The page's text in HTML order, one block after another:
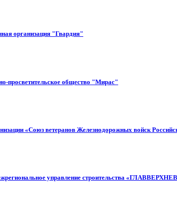
организация "Гвардия"
просветительское общество "Мирас"
«Союз ветеранов Железнодорожных войск
управление строительства